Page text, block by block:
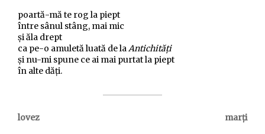
poartă-mă te rog la piept
între sânul stâng, mai mic
și ăla drept
ca pe-o amuletă luată de laAntichități
și nu-mi spune ce ai mai purtat la piept
în alte dăți.
lovez marți